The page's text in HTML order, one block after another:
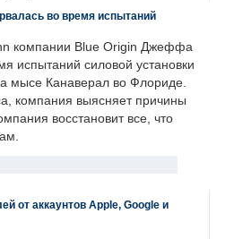
во время испытаний
компании Blue Origin Джеффа
испытаний силовой установки
мысе Канаверал во Флориде.
компания выясняет причины
восстановит все, что
от аккаунтов Apple, Google и